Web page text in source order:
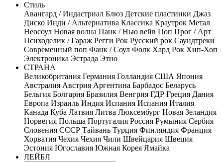
Стиль
Авангард / Индастриал Блюз Детские пластинки Джаз
Диско Инди / Альтернатива Классика Краутрок Метал
Неосоул Новая волна Панк / Нью вейв Поп Прог / Арт
Психоделик / Гараж Регги Рок Русский рок Саундтреки
Современный поп Фанк / Соул Фолк Хард Рок Хип-Хоп
Электроника Эстрада Этно
СТРАНА
Великобритания Германия Голландия США Япония
Австралия Австрия Аргентина Барбадос Беларусь
Бельгия Болгария Бразилия Венгрия ГДР Греция Дания
Европа Израиль Индия Испания Испания Италия
Канада Куба Латвия Литва Люксембург Новая Зеландия
Норвегия Польша Португалия Россия Румыния Сербия
Словения СССР Тайвань Турция Финляндия Франция
Хорватия Чехия Чехия Чили Швейцария Швеция
Эстония Югославия Южная Корея Ямайка
ЛЕЙБЛ